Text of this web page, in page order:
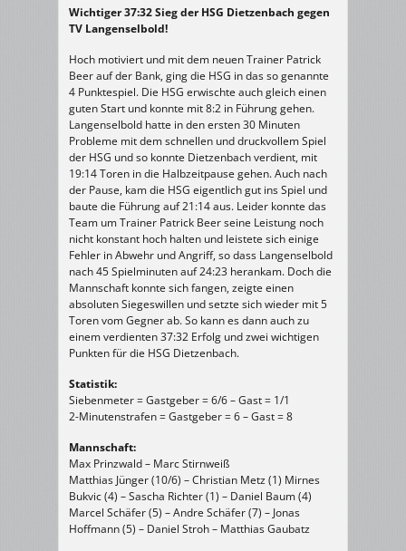
Wichtiger 37:32 Sieg der HSG Dietzenbach gegen
TV Langenselbold!
Hoch motiviert und mit dem neuen Trainer Patrick
Beer auf der Bank, ging die HSG in das so genannte
4 Punktespiel. Die HSG erwischte auch gleich einen
guten Start und konnte mit 8:2 in Führung gehen.
Langenselbold hatte in den ersten 30 Minuten
Probleme mit dem schnellen und druckvollem Spiel
der HSG und so konnte Dietzenbach verdient, mit
19:14 Toren in die Halbzeitpause gehen. Auch nach
der Pause, kam die HSG eigentlich gut ins Spiel und
baute die Führung auf 21:14 aus. Leider konnte das
Team um Trainer Patrick Beer seine Leistung noch
nicht konstant hoch halten und leistete sich einige
Fehler in Abwehr und Angriff, so dass Langenselbold
nach 45 Spielminuten auf 24:23 herankam. Doch die
Mannschaft konnte sich fangen, zeigte einen
absoluten Siegeswillen und setzte sich wieder mit 5
Toren vom Gegner ab. So kann es dann auch zu
einem verdienten 37:32 Erfolg und zwei wichtigen
Punkten für die HSG Dietzenbach.
Statistik:
Siebenmeter = Gastgeber = 6/6 – Gast = 1/1
2-Minutenstrafen = Gastgeber = 6 – Gast = 8
Mannschaft:
Max Prinzwald – Marc Stirnweiß
Matthias Jünger (10/6) – Christian Metz (1) Mirnes
Bukvic (4) – Sascha Richter (1) – Daniel Baum (4)
Marcel Schäfer (5) – Andre Schäfer (7) – Jonas
Hoffmann (5) – Daniel Stroh – Matthias Gaubatz